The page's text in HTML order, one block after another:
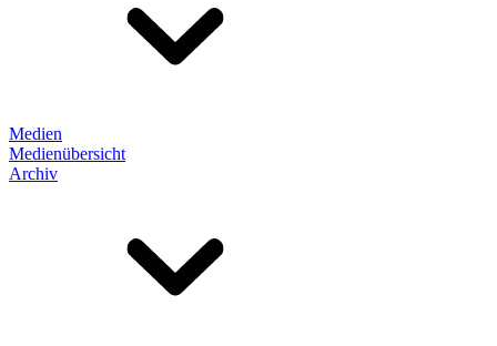
Medien
Medienübersicht
Archiv